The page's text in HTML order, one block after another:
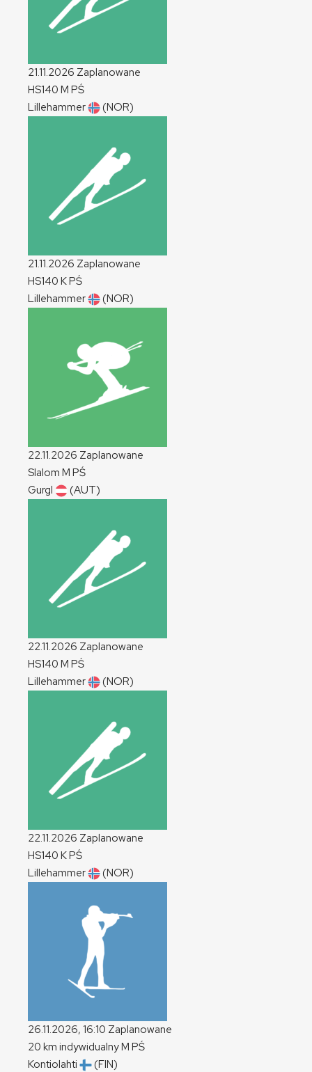
21.11.2026 Zaplanowane
HS140 M PŚ
Lillehammer
(NOR)
21.11.2026 Zaplanowane
HS140 KPŚ
Lillehammer
(NOR)
22.11.2026 Zaplanowane
Slalom M PŚ
Gurgl
(AUT)
22.11.2026 Zaplanowane
HS140 M PŚ
Lillehammer
(NOR)
22.11.2026 Zaplanowane
HS140 KPŚ
Lillehammer
(NOR)
26.11.2026, 16:10 Zaplanowane
20 km indywidualnyM PŚ
Kontiolahti
(FIN)